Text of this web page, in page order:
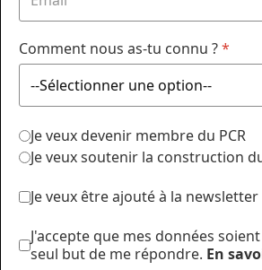
Comment nous as-tu connu ?*
Je veux devenir membre du PCR
Je veux soutenir la construction
Je veux être ajouté à la newsletter
J'accepte que mes données
seul but de me répondre. En